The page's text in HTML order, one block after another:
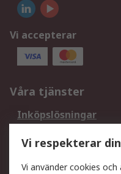
Vi accepterar
Våra tjänster
Inköpslösningar
DesignSpark
Ditt lokala säljteam
Vi respekterar
Vi använder cookies